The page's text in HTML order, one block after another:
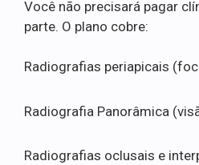
Você não precisará pagar
parte. O plano cobre:
Radiografias periapicais
Radiografia Panorâmica
Radiografias oclusais e